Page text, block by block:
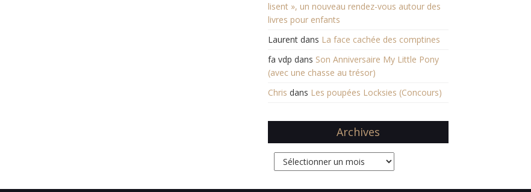
lisent », un nouveau rendez-vous autour des
livres pour enfants
Laurentdans La face cachée des comptines
fa vdp dans Son Anniversaire My Little Pony
(avec une chasse au trésor)
Chris dans Les poupées Locksies (Concours)
Archives
Archives